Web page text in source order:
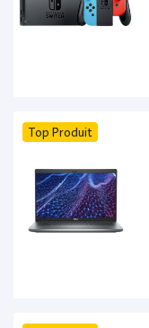
Top Produit